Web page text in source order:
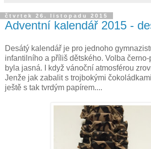
čtvrtek 26. listopadu 2015
Adventní kalendář 2015 -
Desátý kalendář je pro jednoho
infantilního a příliš dětského. Volba
byla jasná. I když vánoční atmosférou
Jenže jak zabalit s trojbokými
ještě s tak tvrdým papírem....